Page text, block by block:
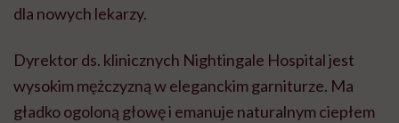
dla nowych lekarzy.
Dyrektor ds. klinicznych Nightingale Hospital jest
wysokim mężczyzną w eleganckim garniturze. Ma
gładko ogoloną głowę i emanuje naturalnym ciepłem